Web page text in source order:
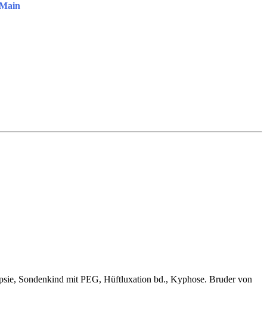
Sondenkind mit PEG, Hüftluxation bd., Kyphose. Bruder von